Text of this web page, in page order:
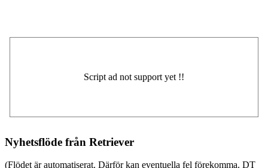
Nyhetsflöde från Retriever
(Flödet är automatiserat. Därför kan eventuella fel förekomma. DT